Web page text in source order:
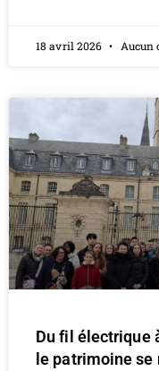
18 avril 2026 Aucun
Du fil électrique
le patrimoine se